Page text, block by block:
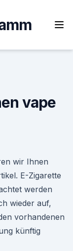
vape
wir Ihnen
E-Zigarette
werden
wieder auf,
vorhandenen
künftig